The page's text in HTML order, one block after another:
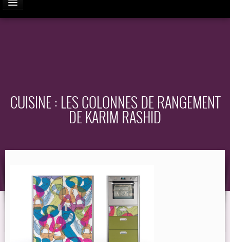
CUISINE : LES COLONNES DE RANGEMENT
DE KARIM RASHID